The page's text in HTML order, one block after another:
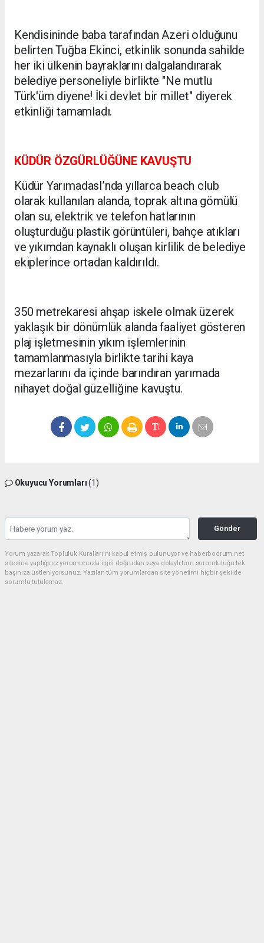
Kendisininde baba tarafından Azeri olduğunu
belirten Tuğba Ekinci, etkinlik sonunda sahilde
her iki ülkenin bayraklarını dalgalandırarak
belediye personeliyle birlikte "Ne mutlu
Türk'üm diyene! İki devlet bir millet" diyerek
etkinliği tamamladı.
KÜDÜR ÖZGÜRLÜĞÜNE KAVUŞTU
Küdür YarımadasI’nda yıllarca beach club
olarak kullanılan alanda, toprak altına gömülü
olan su, elektrik ve telefon hatlarının
oluşturduğu plastik görüntüleri, bahçe atıkları
ve yıkımdan kaynaklı oluşan kirlilik de belediye
ekiplerince ortadan kaldırıldı.
350 metrekaresi ahşap iskele olmak üzerek
yaklaşık bir dönümlük alanda faaliyet gösteren
plaj işletmesinin yıkım işlemlerinin
tamamlanmasıyla birlikte tarihi kaya
mezarlarını da içinde barındıran yarımada
nihayet doğal güzelliğine kavuştu.
Okuyucu Yorumları(1)
Gönder
Yorum yazarak Topluluk Kuralları’nı kabul etmiş bulunuyor ve haberbodrum.net
sitesine yaptığınız yorumunuzla ilgili doğrudan veya dolaylı tüm sorumluluğu tek
başınıza üstleniyorsunuz. Yazılan tüm yorumlardan site yönetimi hiçbir şekilde
sorumlu tutulamaz.